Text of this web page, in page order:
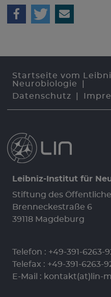
Startseite vom
Neurobiologie
Datenschutz
Leibniz-Institut für
Stiftung des
Brenneckestraße 6
39118 Magdeburg
Telefon : +49-391-6263-
Telefax : +49-391-6263-
E-Mail : kontakt(at)lin-